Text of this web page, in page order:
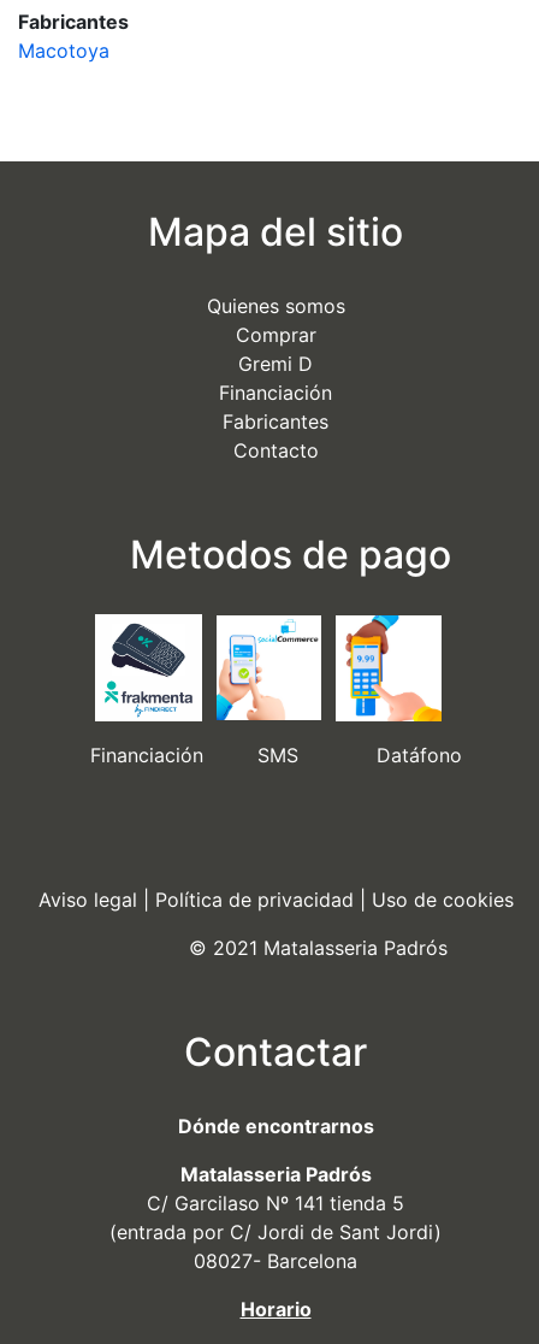
Fabricantes
Macotoya
Mapa del sitio
Quienes somos
Comprar
Gremi D
Financiación
Fabricantes
Contacto
Metodos de pago
Financiación SMS Datáfono
Aviso legal Política de privacidad
Uso de cookies
© 2021 Matalasseria Padrós
Contactar
Dónde encontrarnos
Matalasseria Padrós
C/ Garcilaso Nº 141 tienda 5
(entrada por C/ Jordi de Sant Jordi)
08027- Barcelona
Horario